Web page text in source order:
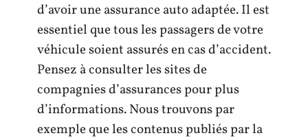
d’avoir une assurance auto adaptée. Il est
essentiel que tous les passagers de votre
véhicule soient assurés en cas d’accident.
Pensez à consulter les sites de
compagnies d’assurances pour plus
d’informations. Nous trouvons par
exemple que les contenus publiés par la